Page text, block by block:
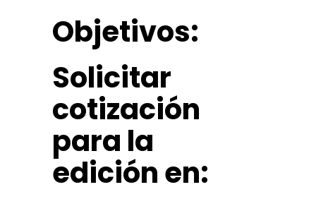
Objetivos:​
Solicitar
cotización
para la
edición en: